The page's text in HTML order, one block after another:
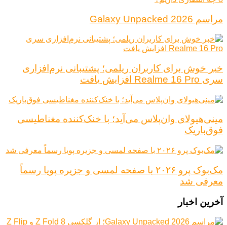
مراسم Galaxy Unpacked 2026
خبر خوش برای کاربران ریلمی؛ پشتیبانی نرم‌افزاری
سری Realme 16 Pro افزایش یافت
مینی‌هیولای وان‌پلاس می‌آید؛ با خنک‌کننده مغناطیسی
فوق‌باریک
مک‌بوک پرو ۲۰۲۶ با صفحه لمسی و جزیره پویا رسماً
معرفی شد
آخرین اخبار